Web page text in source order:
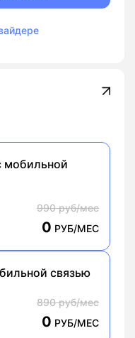
мобильной
990 руб/мес
0 РУБ/МЕС
связью
890 руб/мес
0 РУБ/МЕС